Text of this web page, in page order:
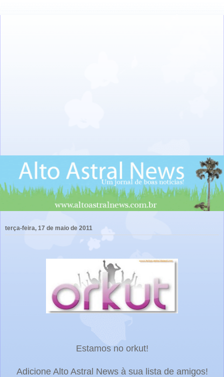
terça-feira, 17 de maio de 2011
Estamos no orkut!
Adicione Alto Astral News à sua lista de amigos!